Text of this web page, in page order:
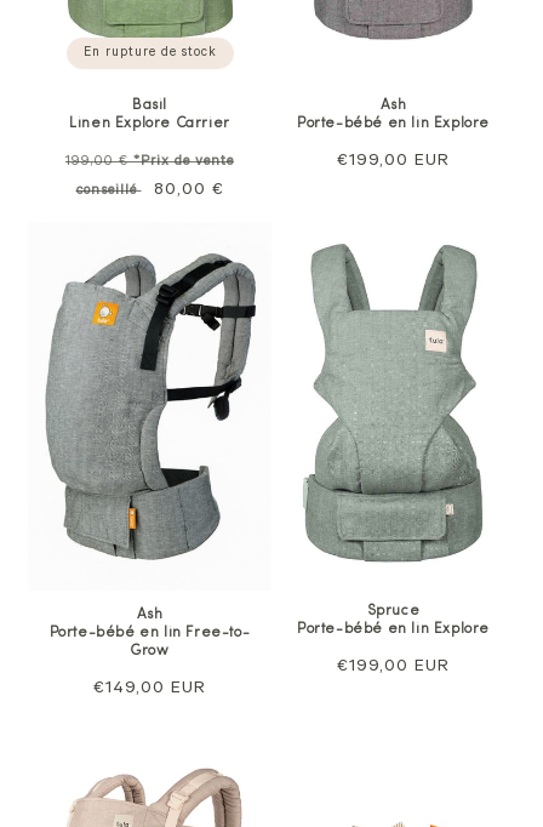
En rupture de stock
Basil
Linen Explore Carrier
Prix
normal
199,00 €*Prix de vente
conseillé
Prix
80,00 €
Ash
Porte-bébé en lin Explore
Prix
€199,00 EUR
Ash
Porte-bébé en lin Free-to-
Grow
Prix
€149,00 EUR
Spruce
Porte-bébé en lin Explore
Prix
€199,00 EUR